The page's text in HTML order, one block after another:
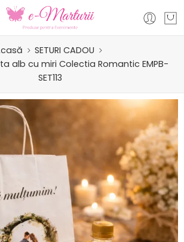
SETURI CADOU
alb cu miri Colectia Romantic EMPB-
SET113